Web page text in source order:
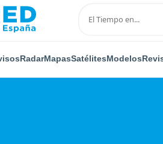
RadarMapasSatélitesModelos